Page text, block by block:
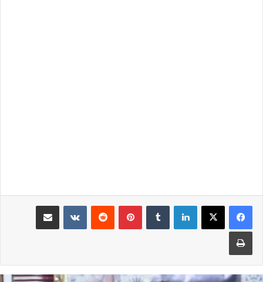
لينكدإن بينتيريست
مشاركة عبر البريد
طباعة